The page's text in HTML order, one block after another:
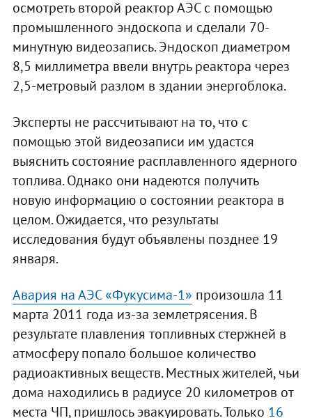
осмотреть второй реактор АЭС с помощью
промышленного эндоскопа и сделали 70-
минутную видеозапись. Эндоскоп диаметром
8,5 миллиметра ввели внутрь реактора через
2,5-метровый разлом в здании энергоблока.
Эксперты не рассчитывают на то, что с
помощью этой видеозаписи им удастся
выяснить состояние расплавленного ядерного
топлива. Однако они надеются получить
новую информацию о состоянии реактора в
целом. Ожидается, что результаты
исследования будут объявлены позднее 19
января.
Авария на АЭС «Фукусима-1» произошла 11
марта 2011 года из-за землетрясения. В
результате плавления топливных стержней в
атмосферу попало большое количество
радиоактивных веществ. Местных жителей, чьи
дома находились в радиусе 20 километров от
места ЧП, пришлось эвакуировать. Только 16